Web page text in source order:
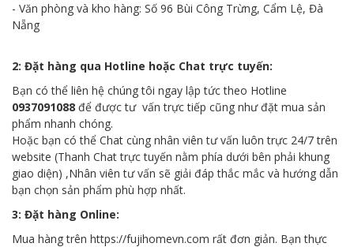
- Văn phòng và kho hàng: Số 96 Bùi Công Trừng, Cẩm Lệ, Đà
Nẵng
2: Đặt hàng qua Hotline hoặc Chat trực tuyến:
Bạn có thể liên hệ chúng tôi ngay lập tức theo Hotline
0937091088 để được tư vấn trực tiếp cũng như đặt mua sản
phẩm nhanh chóng.
Hoặc bạn có thể Chat cùng nhân viên tư vấn luôn trực 24/7 trên
website (Thanh Chat trực tuyến nằm phía dưới bên phải khung
giao diện) ,Nhân viên tư vấn sẽ giải đáp thắc mắc và hướng dẫn
bạn chọn sản phẩm phù hợp nhất.
3: Đặt hàng Online:
Mua hàng trên https://fujihomevn.com rất đơn giản. Bạn thực